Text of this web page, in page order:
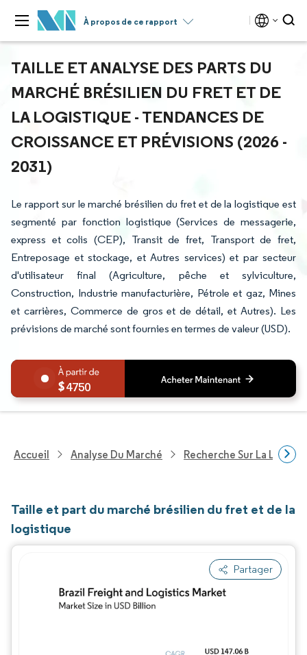
À propos de ce rapport
TAILLE ET ANALYSE DES PARTS DU
MARCHÉ BRÉSILIEN DU FRET ET DE
LA LOGISTIQUE - TENDANCES DE
CROISSANCE ET PRÉVISIONS (2026 -
2031)
Le rapport sur le marché brésilien du fret et de la logistique est
segmenté par fonction logistique (Services de messagerie,
express et colis (CEP), Transit de fret, Transport de fret,
Entreposage et stockage, et Autres services) et par secteur
d'utilisateur final (Agriculture, pêche et sylviculture,
Construction, Industrie manufacturière, Pétrole et gaz, Mines
et carrières, Commerce de gros et de détail, et Autres). Les
prévisions de marché sont fournies en termes de valeur (USD).
4750
Accueil Analyse Du Marché Recherche Sur La
Taille et part du marché brésilien du fret et de la
logistique
Partager